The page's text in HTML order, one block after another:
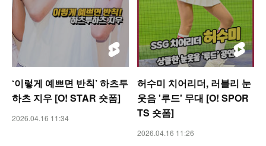
‘이렇게 예쁘면 반칙’ 하츠투
하츠 지우 [O! STAR 숏폼]
2026.04.16 11:34
허수미 치어리더, 러블리 눈
웃음 '루드' 무대 [O! SPOR
TS 숏폼]
2026.04.16 11:26